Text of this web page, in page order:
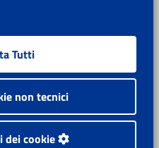
Tutti
non tecnici
dei cookie